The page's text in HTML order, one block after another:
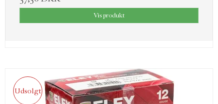
Vis produkt
Udsolgt